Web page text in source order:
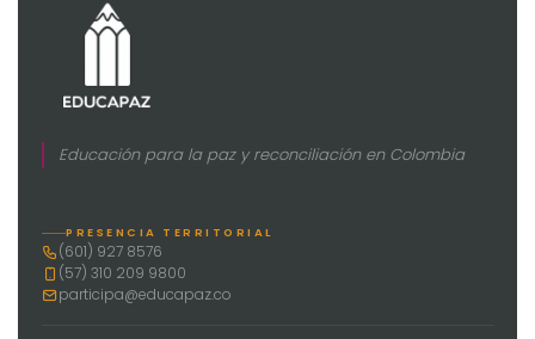
Educación para la paz y reconciliación en Colombia
PRESENCIA TERRITORIAL
(601) 927 8576
(57) 310 209 9800
participa@educapaz.co